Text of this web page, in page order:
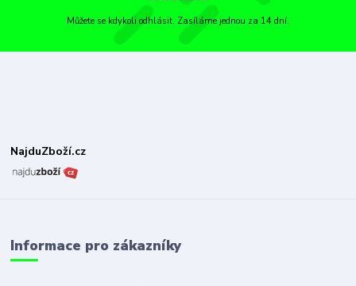
Můžete se kdykoli odhlásit. Zasíláme jednou za 14 dní.
NajduZboží.cz
Informace pro zákazníky